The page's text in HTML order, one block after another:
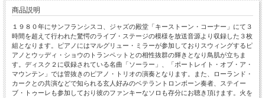
商品説明
１９８０年にサンフランシスコ、ジャズの殿堂「キーストーン・コーナー」にて３
時間を超えて行われた驚愕のライブ・ステージの模様を放送音源より収録した３枚
組となります。ピアノにはマルグリュー・ミラーが参加しておりスウィングするピ
アノとウッディ・ショウのトランペットとの相性抜群の輝きとなり鳥肌が立ちま
す。ディスク２に収録されている名曲「ソーラー」、「ポートレイト・オブ・ア・
マウンテン」では管抜きのピアノ・トリオの演奏となります。また、ローランド・
カークとの共演などで知られる玄人好みのベテラントロンボーン奏者、ステイー
ブ・トゥーレも参加しており彼のファンキーなソロも存分にお聴き頂けます。火を